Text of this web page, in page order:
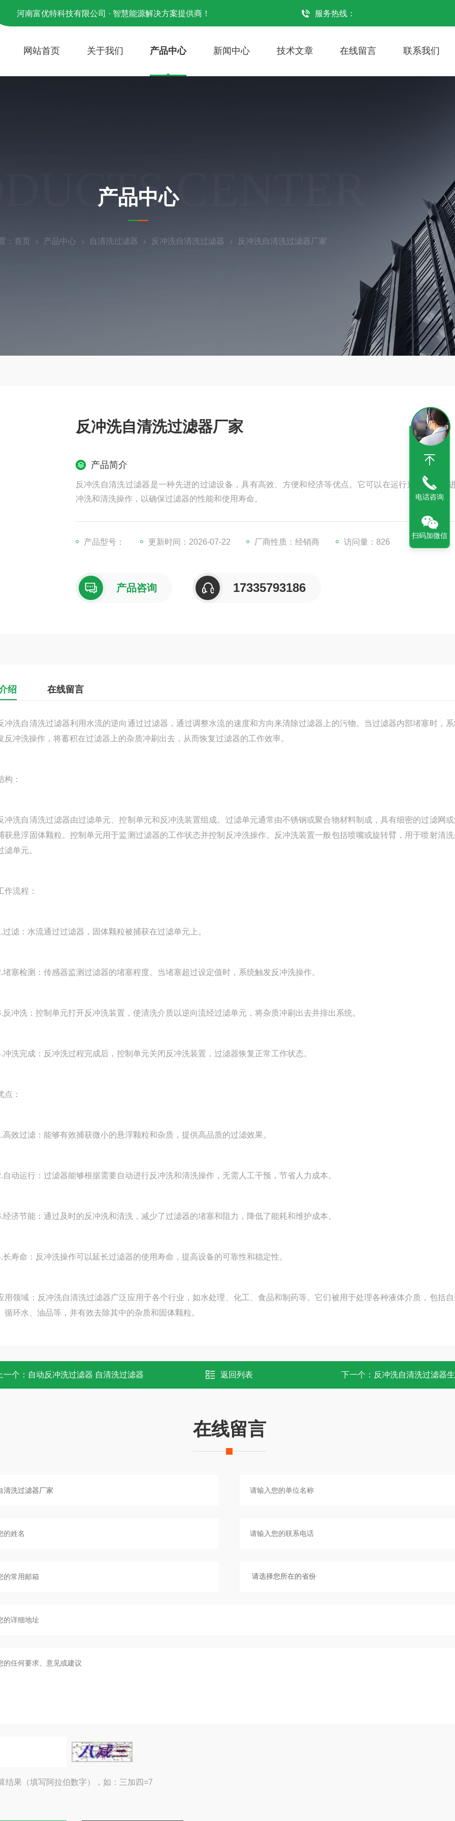
河南富优特科技有限公司 · 智慧能源解决方案提供商！ 服务热线：
网站首页 关于我们 产品中心 新闻中心 技术文章 在线留言 联系我们
CENTER
产品中心
： 首页 产品中心 自清洗过滤器 反冲洗自清洗过滤器 反冲洗自清洗过滤器厂家
反冲洗自清洗过滤器厂家
产品简介
反冲洗自清洗过滤器是一种先进的过滤设备，具有高效、方便和经济等优点。它可以在运行过程中自动
冲洗和清洗操作，以确保过滤器的性能和使用寿命。
产品型号： 更新时间：2026-07-22 厂商性质：经销商 访问量：826
产品咨询 17335793186
绍 在线留言
自清洗过滤器利用水流的逆向通过过滤器，通过调整水流的速度和方向来清除过滤器上的污物。当过滤器内部堵塞时，系
反冲洗操作，将蓄积在过滤器上的杂质冲刷出去，从而恢复过滤器的工作效率。
：
自清洗过滤器由过滤单元、控制单元和反冲洗装置组成。过滤单元通常由不锈钢或聚合物材料制成，具有细密的过滤网或
获悬浮固体颗粒。控制单元用于监测过滤器的工作状态并控制反冲洗操作。反冲洗装置一般包括喷嘴或旋转臂，用于喷射清
滤单元。
程：
：水流通过过滤器，固体颗粒被捕获在过滤单元上。
检测：传感器监测过滤器的堵塞程度。当堵塞超过设定值时，系统触发反冲洗操作。
洗：控制单元打开反冲洗装置，使清洗介质以逆向流经过滤单元，将杂质冲刷出去并排出系统。
完成：反冲洗过程完成后，控制单元关闭反冲洗装置，过滤器恢复正常工作状态。
：
过滤：能够有效捕获微小的悬浮颗粒和杂质，提供高品质的过滤效果。
运行：过滤器能够根据需要自动进行反冲洗和清洗操作，无需人工干预，节省人力成本。
节能：通过及时的反冲洗和清洗，减少了过滤器的堵塞和阻力，降低了能耗和维护成本。
命：反冲洗操作可以延长过滤器的使用寿命，提高设备的可靠性和稳定性。
域：反冲洗自清洗过滤器广泛应用于各个行业，如水处理、化工、食品和制药等。它们被用于处理各种液体介质，包括自
循环水、油品等，并有效去除其中的杂质和固体颗粒。
一个： 自动反冲洗过滤器 自清洗过滤器 返回列表 下一个： 反冲洗自清洗过滤器
在线留言
结果（填写阿拉伯数字），如：三加四=7
电话咨询
扫码加微信